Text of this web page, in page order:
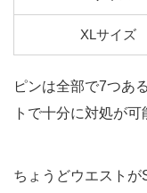
XLサイズ
ピンは全部で7つあ
トで十分に対処が可
ちょうどウエスト